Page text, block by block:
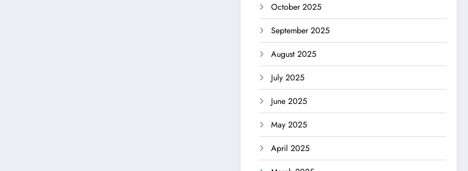
October 2025
September 2025
August 2025
July 2025
June 2025
May 2025
April 2025